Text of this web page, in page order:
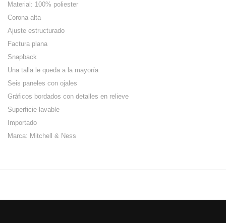
Material: 100% poliester
Corona alta
Ajuste estructurado
Factura plana
Snapback
Una talla le queda a la mayoría
Seis paneles con ojales
Gráficos bordados con detalles en relieve
Superficie lavable
Importado
Marca: Mitchell & Ness